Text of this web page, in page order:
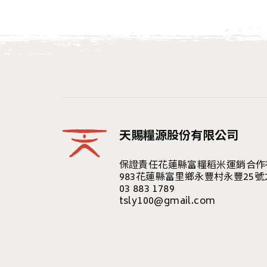
天賜糧源股份有限公司
保證責任花蓮縣富糧稻米運銷合
983花蓮縣富里鄉永豐村永豐25
03 883 1789
tsly100@gmail.com